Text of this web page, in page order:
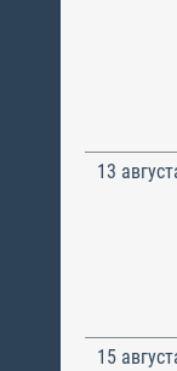
13
15